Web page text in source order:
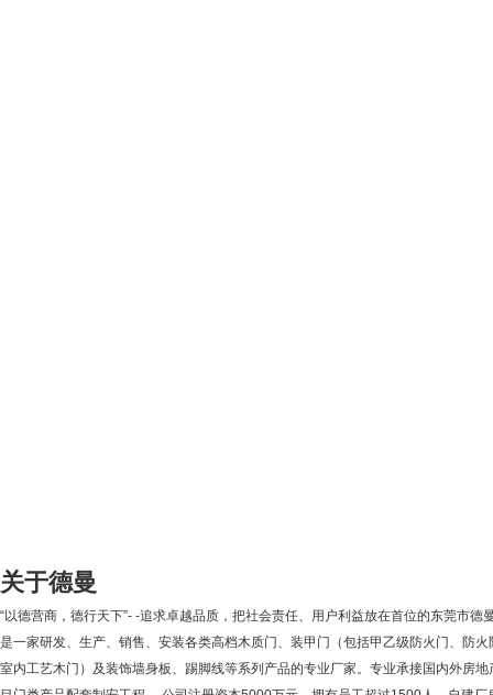
关于德曼
“以德营商，德行天下”- -追求卓越品质，把社会责任、用户利益放在首位的东莞市德
是一家研发、生产、销售、安装各类高档木质门、装甲门（包括甲乙级防火门、防火
室内工艺木门）及装饰墙身板、踢脚线等系列产品的专业厂家。专业承接国内外房地